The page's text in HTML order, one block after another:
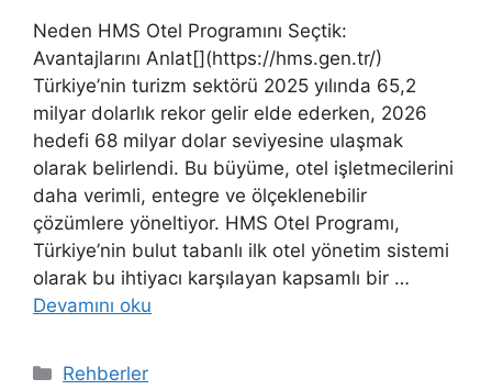
Neden HMS Otel Programını Seçtik:
Avantajlarını Anlat[](https://hms.gen.tr/)
Türkiye’nin turizm sektörü 2025 yılında 65,2
milyar dolarlık rekor gelir elde ederken, 2026
hedefi 68 milyar dolar seviyesine ulaşmak
olarak belirlendi. Bu büyüme, otel işletmecilerini
daha verimli, entegre ve ölçeklenebilir
çözümlere yöneltiyor. HMS Otel Programı,
Türkiye’nin bulut tabanlı ilk otel yönetim sistemi
olarak bu ihtiyacı karşılayan kapsamlı bir …
Devamını oku
Kategoriler
Rehberler